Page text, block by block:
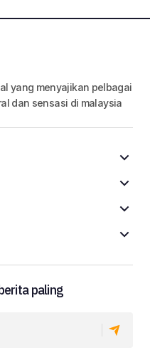
yang menyajikan pelbagai
dan sensasi di malaysia
paling